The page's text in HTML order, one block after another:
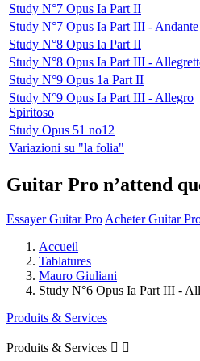
Study N°7 Opus Ia Part II
Study N°7 Opus Ia Part III -
Study N°8 Opus Ia Part II
Study N°8 Opus Ia Part III -
Study N°9 Opus 1a Part II
Study N°9 Opus Ia Part III - Allegro
Spiritoso
Study Opus 51 no12
Variazioni su "la folia"
Guitar Pro n’attend
Essayer Guitar Pro Acheter Guitar
Accueil
Tablatures
Mauro Giuliani
Study N°6 Opus Ia Part III -
Produits & Services
Produits & Services  